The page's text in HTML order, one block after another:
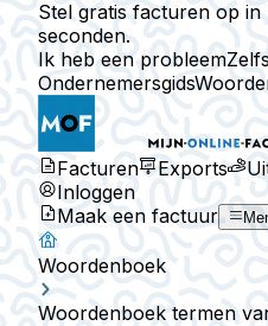
Stel gratis facturen op in
seconden.
Ik heb een probleem
Ondernemersgids
Facturen Exports
Inloggen
Maak een factuur
Woordenboek
Woordenboek termen